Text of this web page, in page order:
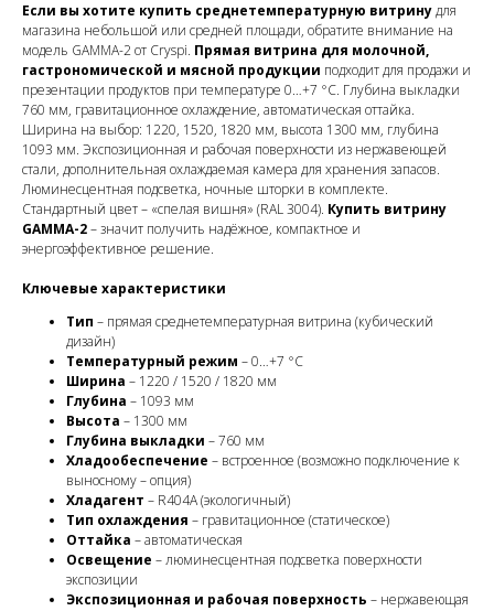
Если вы хотите купить среднетемпературную витринудля
магазина небольшой или средней площади, обратите внимание на
модель GAMMA-2 от Cryspi. Прямая витрина для молочной,
гастрономической и мясной продукции подходит для продажи и
презентации продуктов при температуре 0…+7 °C. Глубина выкладки
760 мм, гравитационное охлаждение, автоматическая оттайка.
Ширина на выбор: 1220, 1520, 1820 мм, высота 1300 мм, глубина
1093 мм. Экспозиционная и рабочая поверхности из нержавеющей
стали, дополнительная охлаждаемая камера для хранения запасов.
Люминесцентная подсветка, ночные шторки в комплекте.
Стандартный цвет – «спелая вишня» (RAL 3004). Купить витрину
GAMMA-2– значит получить надёжное, компактное и
энергоэффективное решение.
Ключевые характеристики
Тип – прямая среднетемпературная витрина (кубический
дизайн)
Температурный режим – 0…+7 °C
Ширина – 1220 / 1520 / 1820 мм
Глубина – 1093 мм
Высота – 1300 мм
Глубина выкладки – 760 мм
Хладообеспечение – встроенное (возможно подключение к
выносному – опция)
Хладагент – R404A (экологичный)
Тип охлаждения – гравитационное (статическое)
Оттайка – автоматическая
Освещение – люминесцентная подсветка поверхности
экспозиции
Экспозиционная и рабочая поверхность – нержавеющая